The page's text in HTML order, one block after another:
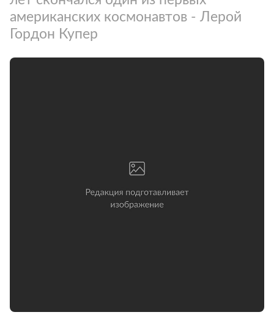
американских космонавтов - Лерой
Гордон Купер